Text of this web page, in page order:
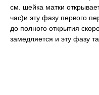
см. шейка матки
час)и эту фазу первого
до полного открытия
замедляется и эту фазу